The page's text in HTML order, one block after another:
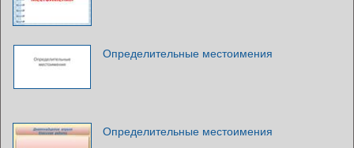
Определительные местоимения
Определительные местоимения